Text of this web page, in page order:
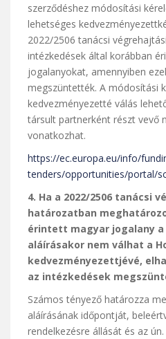
szerződéshez módosítási
lehetséges
2022/2506 tanácsi
intézkedések által korábban
jogalanyokat, amennyiben
megszüntették. A módosítási
kedvezményezetté válás
társult partnerként részt vevő
vonatkozhat.
https://ec.europa.eu/info/
tenders/opportunities/portal/
4. Ha a 2022/2506 tanácsi
határozatban
érintett magyar jogalany
aláírásakor nem válhat a
kedvezményezettjévé,
az intézkedések
Számos tényező határozza
aláírásának időpontját,
rendelkezésre állását és az